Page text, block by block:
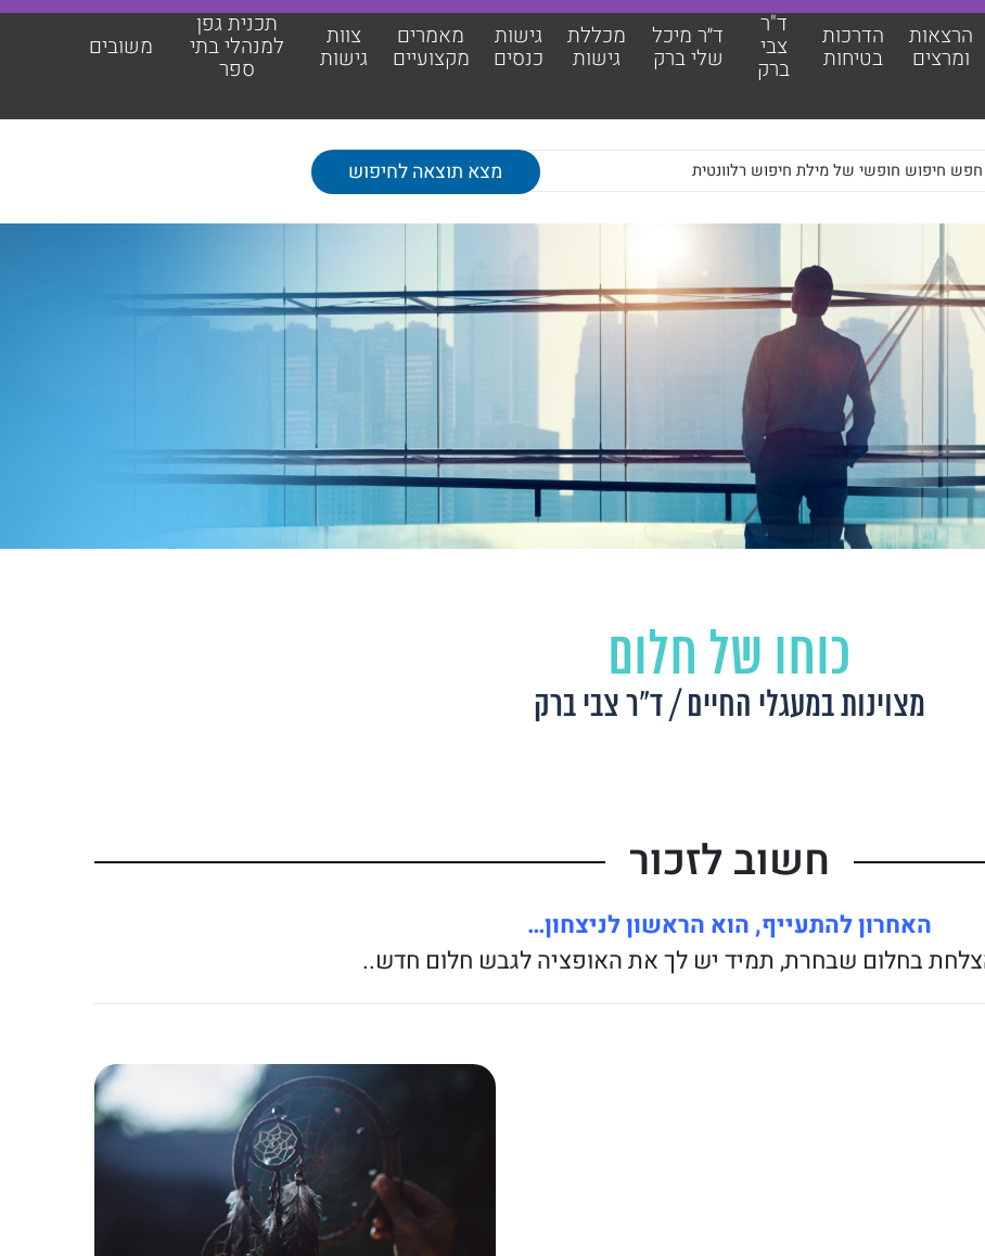
הרצאות
ומרצים
הדרכות
בטיחות
ד"ר
צבי
ברק
ד״ר מיכל
שלי ברק
מכללת
גישות
גישות
כנסים
מאמרים
מקצועיים
צוות
גישות
תכנית גפן
למנהלי בתי
ספר
משובים
הרצאות ומרצים
ד״ר מיכל שלי ברק
תכנית גפן למנהלי בתי ספר
כוחו של חלום
מצוינות במעגלי החיים / ד״ר צבי ברק
חשוב לזכור
האחרון‭ ‬להתעייף‭,‬ הוא‭ ‬הראשון‭ ‬לניצחון‭…‬